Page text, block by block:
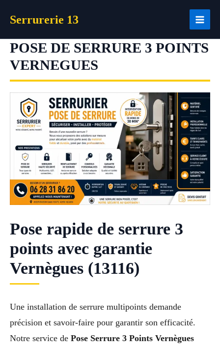
Serrurerie 13
POSE DE SERRURE 3 POINTS
VERNEGUES
Pose rapide de serrure 3
points avec garantie
Vernègues (13116)
Une installation de serrure multipoints demande
précision et savoir-faire pour garantir son efficacité.
Notre service de Pose Serrure 3 Points Vernègues